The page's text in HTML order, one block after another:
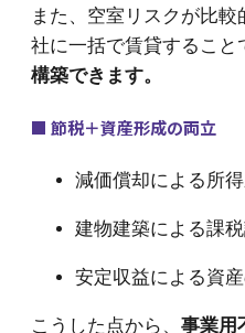
また、空室リスクが比
社に一括で賃貸すること
構築できます。
■ 節税＋資産形成の両立
減価償却による所
建物建築による課
安定収益による資
こうした点から、 事業用